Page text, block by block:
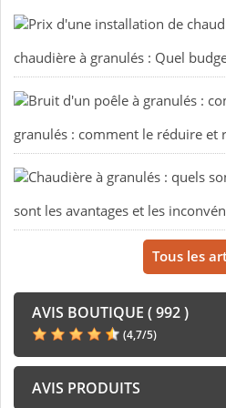
chaudière à granulés : Quel
granulés : comment le réduire et
sont les avantages et les
Tous les
AVIS BOUTIQUE ( 992 )
(4,7/5)
AVIS PRODUITS